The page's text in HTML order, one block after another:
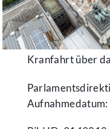
Kranfahrt über